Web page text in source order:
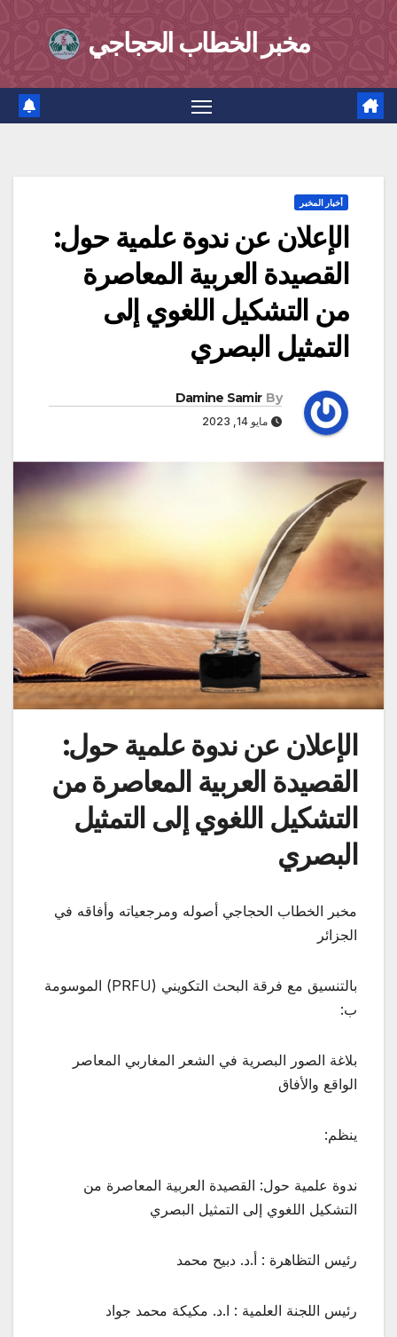
مخبر الخطاب الحجاجي
أخبار المخبر
الإعلان عن ندوة علمية حول:
القصيدة العربية المعاصرة
من التشكيل اللغوي إلى
التمثيل البصري
By
Damine Samir
مايو 14, 2023
الإعلان عن ندوة علمية حول:
القصيدة العربية المعاصرة من
التشكيل اللغوي إلى التمثيل
البصري
مخبر الخطاب الحجاجي أصوله ومرجعياته وأفاقه في
الجزائر
بالتنسيق مع فرقة البحث التكويني (PRFU) الموسومة
ب:
بلاغة الصور البصرية في الشعر المغاربي المعاصر
الواقع والأفاق
ينظم:
ندوة علمية حول: القصيدة العربية المعاصرة من
التشكيل اللغوي إلى التمثيل البصري
رئيس التظاهرة : أ.د. دبيح محمد
رئيس اللجنة العلمية : ا.د. مكيكة محمد جواد